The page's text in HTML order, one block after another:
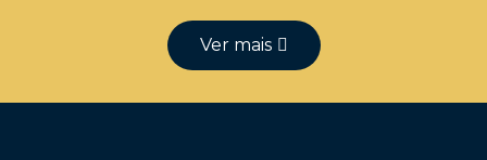
Ver mais